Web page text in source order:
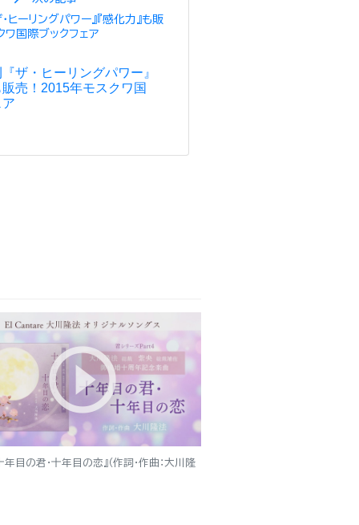
ザ・ヒーリングパワー』
販売！2015年モスクワ国
年目の君・十年目の恋』（作詞・作曲：大川隆